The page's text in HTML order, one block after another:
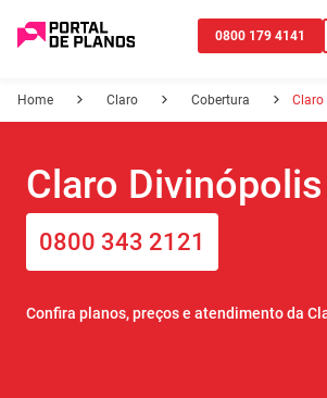
0800 179 4141
Home Claro Cobertura Claro
Claro Divinópolis
0800 343 2121
Confira planos, preços e atendimento da